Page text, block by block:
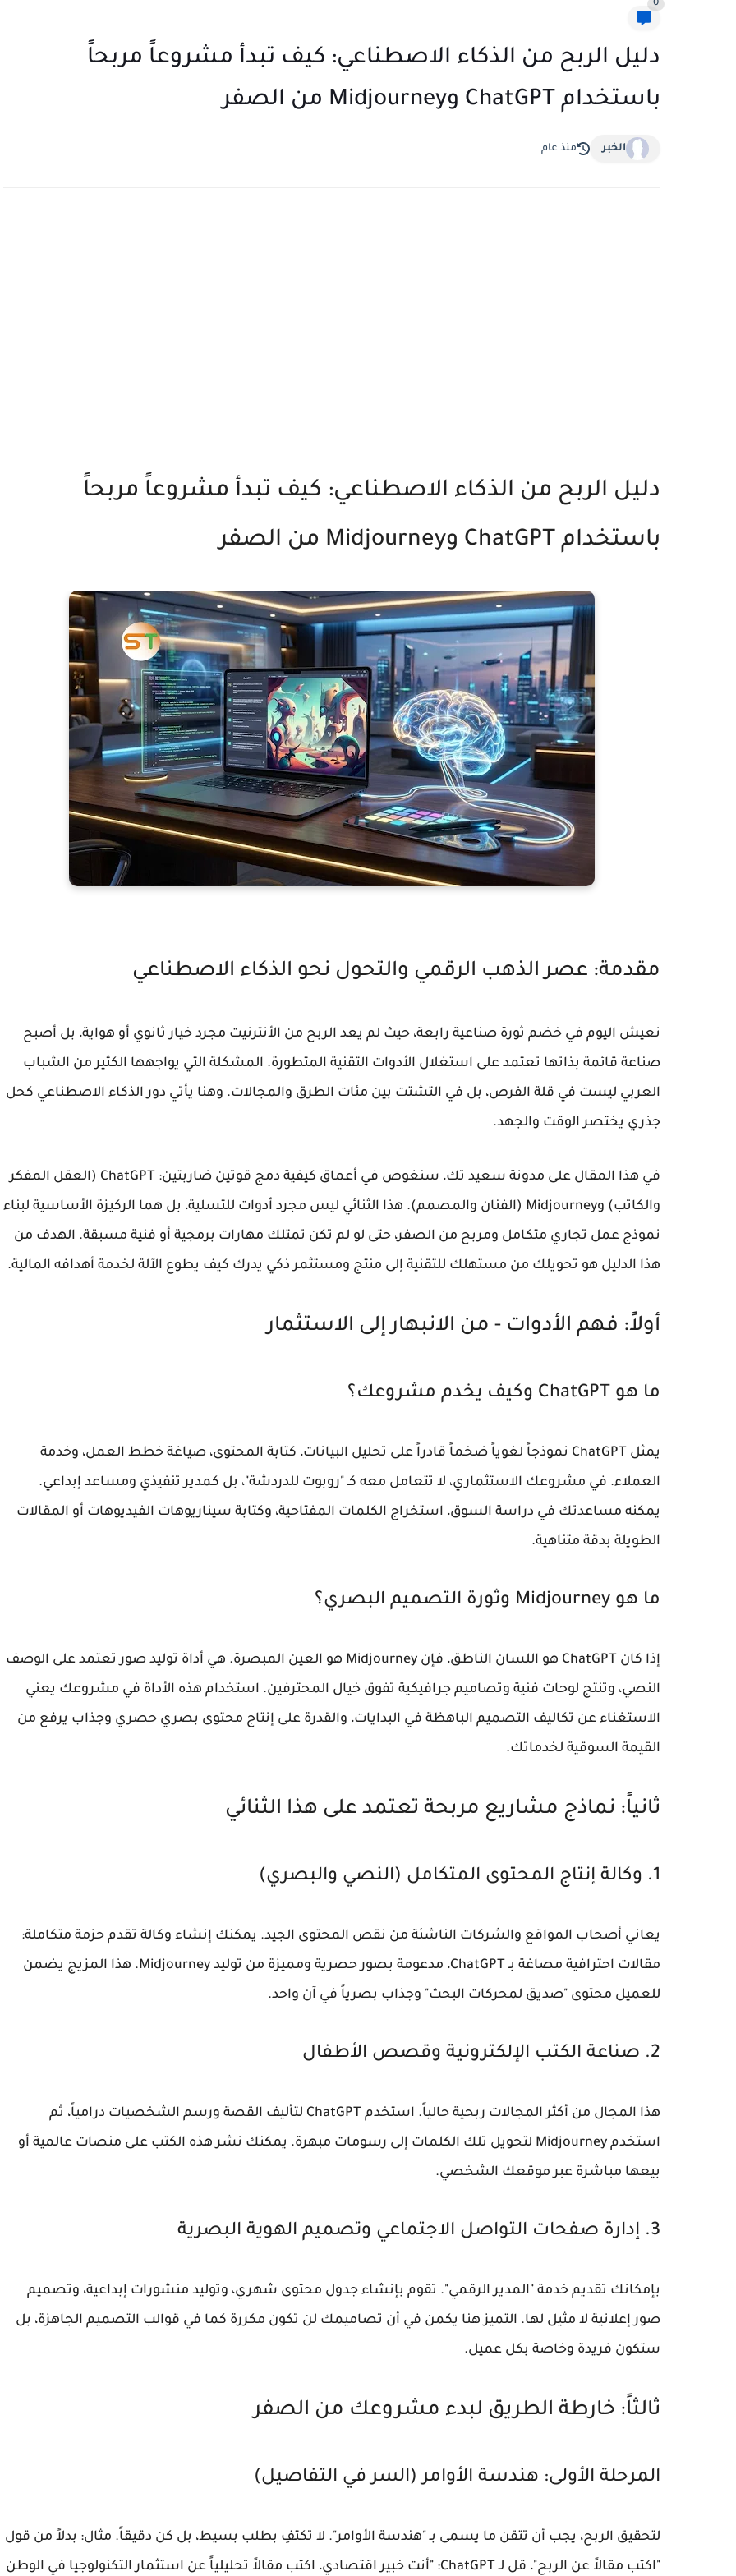
0
دليل الربح من الذكاء الاصطناعي: كيف تبدأ مشروعاً مربحاً
باستخدام ChatGPT وMidjourney من الصفر
الخبر منذ عام
دليل الربح من الذكاء الاصطناعي: كيف تبدأ مشروعاً مربحاً
باستخدام ChatGPT وMidjourney من الصفر
مقدمة: عصر الذهب الرقمي والتحول نحو الذكاء الاصطناعي
نعيش اليوم في خضم ثورة صناعية رابعة، حيث لم يعد الربح من الأنترنيت مجرد خيار ثانوي أو هواية، بل أصبح
صناعة قائمة بذاتها تعتمد على استغلال الأدوات التقنية المتطورة. المشكلة التي يواجهها الكثير من الشباب
العربي ليست في قلة الفرص، بل في التشتت بين مئات الطرق والمجالات. وهنا يأتي دور الذكاء الاصطناعي كحل
جذري يختصر الوقت والجهد.
في هذا المقال على مدونة سعيد تك، سنغوص في أعماق كيفية دمج قوتين ضاربتين: ChatGPT (العقل المفكر
والكاتب) وMidjourney (الفنان والمصمم). هذا الثنائي ليس مجرد أدوات للتسلية، بل هما الركيزة الأساسية لبناء
نموذج عمل تجاري متكامل ومربح من الصفر، حتى لو لم تكن تمتلك مهارات برمجية أو فنية مسبقة. الهدف من
هذا الدليل هو تحويلك من مستهلك للتقنية إلى منتج ومستثمر ذكي يدرك كيف يطوع الآلة لخدمة أهدافه المالية.
أولاً: فهم الأدوات - من الانبهار إلى الاستثمار
ما هو ChatGPT وكيف يخدم مشروعك؟
يمثل ChatGPT نموذجاً لغوياً ضخماً قادراً على تحليل البيانات، كتابة المحتوى، صياغة خطط العمل، وخدمة
العملاء. في مشروعك الاستثماري، لا تتعامل معه كـ "روبوت للدردشة"، بل كمدير تنفيذي ومساعد إبداعي.
يمكنه مساعدتك في دراسة السوق، استخراج الكلمات المفتاحية، وكتابة سيناريوهات الفيديوهات أو المقالات
الطويلة بدقة متناهية.
ما هو Midjourney وثورة التصميم البصري؟
إذا كان ChatGPT هو اللسان الناطق، فإن Midjourney هو العين المبصرة. هي أداة توليد صور تعتمد على الوصف
النصي، وتنتج لوحات فنية وتصاميم جرافيكية تفوق خيال المحترفين. استخدام هذه الأداة في مشروعك يعني
الاستغناء عن تكاليف التصميم الباهظة في البدايات، والقدرة على إنتاج محتوى بصري حصري وجذاب يرفع من
القيمة السوقية لخدماتك.
ثانياً: نماذج مشاريع مربحة تعتمد على هذا الثنائي
1. وكالة إنتاج المحتوى المتكامل (النصي والبصري)
يعاني أصحاب المواقع والشركات الناشئة من نقص المحتوى الجيد. يمكنك إنشاء وكالة تقدم حزمة متكاملة:
مقالات احترافية مصاغة بـ ChatGPT، مدعومة بصور حصرية ومميزة من توليد Midjourney. هذا المزيج يضمن
للعميل محتوى "صديق لمحركات البحث" وجذاب بصرياً في آن واحد.
2. صناعة الكتب الإلكترونية وقصص الأطفال
هذا المجال من أكثر المجالات ربحية حالياً. استخدم ChatGPT لتأليف القصة ورسم الشخصيات درامياً، ثم
استخدم Midjourney لتحويل تلك الكلمات إلى رسومات مبهرة. يمكنك نشر هذه الكتب على منصات عالمية أو
بيعها مباشرة عبر موقعك الشخصي.
3. إدارة صفحات التواصل الاجتماعي وتصميم الهوية البصرية
بإمكانك تقديم خدمة "المدير الرقمي". تقوم بإنشاء جدول محتوى شهري، وتوليد منشورات إبداعية، وتصميم
صور إعلانية لا مثيل لها. التميز هنا يكمن في أن تصاميمك لن تكون مكررة كما في قوالب التصميم الجاهزة، بل
ستكون فريدة وخاصة بكل عميل.
ثالثاً: خارطة الطريق لبدء مشروعك من الصفر
المرحلة الأولى: هندسة الأوامر (السر في التفاصيل)
لتحقيق الربح، يجب أن تتقن ما يسمى بـ"هندسة الأوامر". لا تكتفِ بطلب بسيط، بل كن دقيقاً. مثال: بدلاً من قول
"اكتب مقالاً عن الربح"، قل لـ ChatGPT: "أنت خبير اقتصادي، اكتب مقالاً تحليلياً عن استثمار التكنولوجيا في الوطن